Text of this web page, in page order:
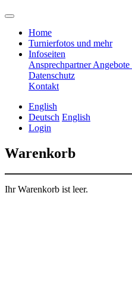
Home
Turnierfotos und mehr
Infoseiten
AnsprechpartnerAngebote
Datenschutz
Kontakt
English
Deutsch English
Login
Warenkorb
Ihr Warenkorb ist leer.